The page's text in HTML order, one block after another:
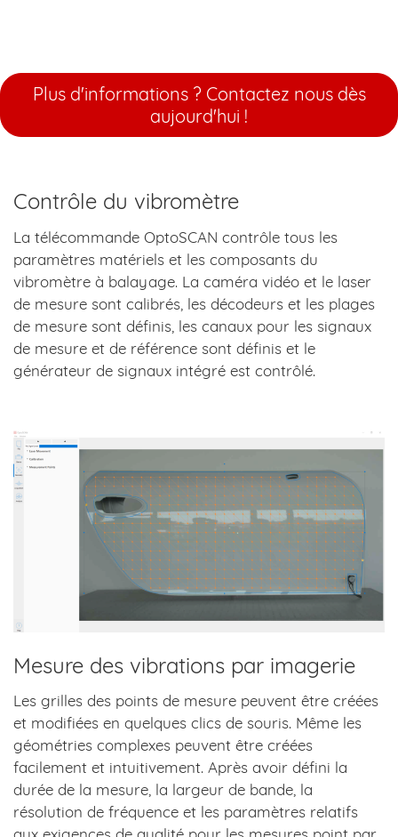
Plus d'informations ? Contactez nous dès
aujourd'hui !
Contrôle du vibromètre
La télécommande OptoSCAN contrôle tous les
paramètres matériels et les composants du
vibromètre à balayage. La caméra vidéo et le laser
de mesure sont calibrés, les décodeurs et les plages
de mesure sont définis, les canaux pour les signaux
de mesure et de référence sont définis et le
générateur de signaux intégré est contrôlé.
Mesure des vibrations par imagerie
Les grilles des points de mesure peuvent être créées
et modifiées en quelques clics de souris. Même les
géométries complexes peuvent être créées
facilement et intuitivement. Après avoir défini la
durée de la mesure, la largeur de bande, la
résolution de fréquence et les paramètres relatifs